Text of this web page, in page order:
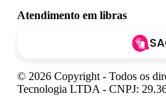
Atendimento em libras
© 2026 Copyright - Todos os
Tecnologia LTDA - CNPJ: